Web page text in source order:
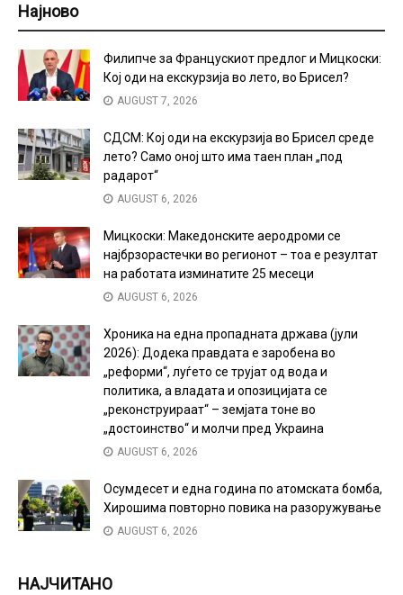
Најново
Филипче за Францускиот предлог и Мицкоски:
Кој оди на екскурзија во лето, во Брисел?
AUGUST 7, 2026
СДСМ: Кој оди на екскурзија во Брисел среде
лето? Само оној што има таен план „под
радарот“
AUGUST 6, 2026
Мицкоски: Македонските аеродроми се
најбрзорастечки во регионот – тоа е резултат
на работата изминатите 25 месеци
AUGUST 6, 2026
Хроника на една пропадната држава (јули
2026): Додека правдата е заробена во
„реформи“, луѓето се трујат од вода и
политика, а владата и опозицијата се
„реконструираат“ – земјата тоне во
„достоинство“ и молчи пред Украина
AUGUST 6, 2026
Осумдесет и една година по атомската бомба,
Хирошима повторно повика на разоружување
AUGUST 6, 2026
НАЈЧИТАНО